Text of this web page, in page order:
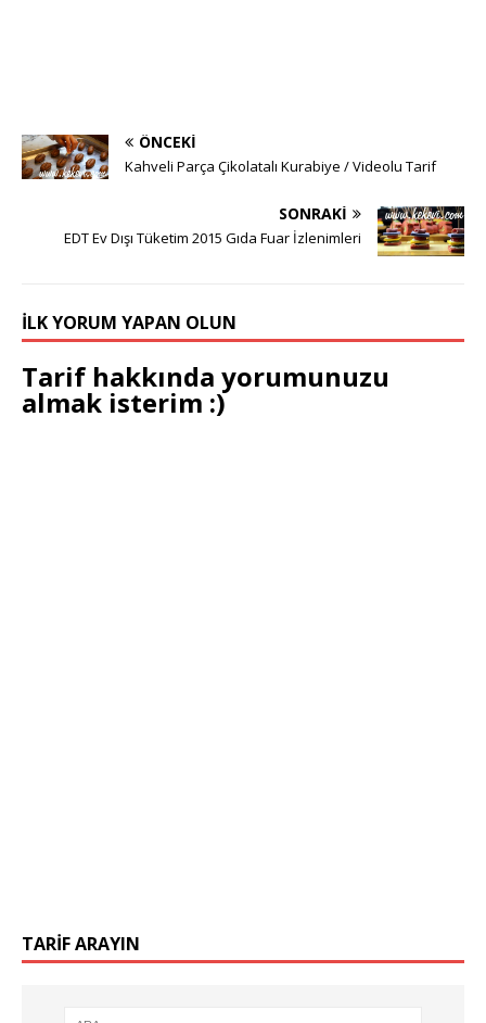
ÖNCEKI
Kahveli Parça Çikolatalı Kurabiye / Videolu Tarif
SONRAKI
EDT Ev Dışı Tüketim 2015 Gıda Fuar İzlenimleri
İLK YORUM YAPAN OLUN
Tarif hakkında yorumunuzu
almak isterim :)
TARIF ARAYIN